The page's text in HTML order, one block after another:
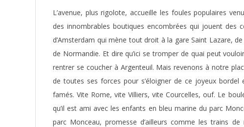
L’avenue, plus rigolote, accueille les foules populaires
des innombrables boutiques encombrées qui jouent des
d’Amsterdam qui mène tout droit à la gare Saint Lazare,
de Normandie. Et dire qu’ici se tromper de quai peut
rentrer se coucher à Argenteuil. Mais revenons à notre
de toutes ses forces pour s’éloigner de ce joyeux bordel
famés. Vite Rome, vite Villiers, vite Courcelles, ouf. Le
qu’il est ami avec les enfants en bleu marine du parc
parc Monceau, promesse d’ailleurs comme les trains